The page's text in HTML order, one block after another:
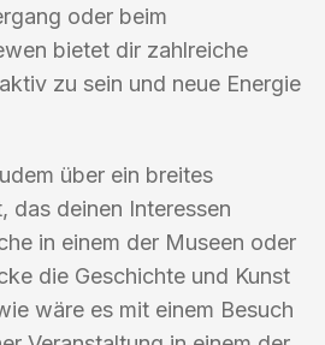
oder beim
bietet dir zahlreiche
zu sein und neue Energie
über ein breites
das deinen Interessen
in einem der Museen oder
die Geschichte und Kunst
wäre es mit einem Besuch